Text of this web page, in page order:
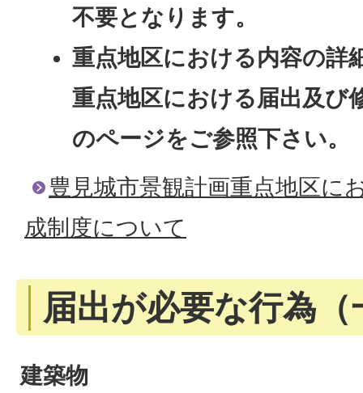
不要となります。
重点地区における内容の詳
重点地区における届出及び
のページをご参照下さい。
豊見城市景観計画重点地区に
成制度について
届出が必要な行為（
建築物